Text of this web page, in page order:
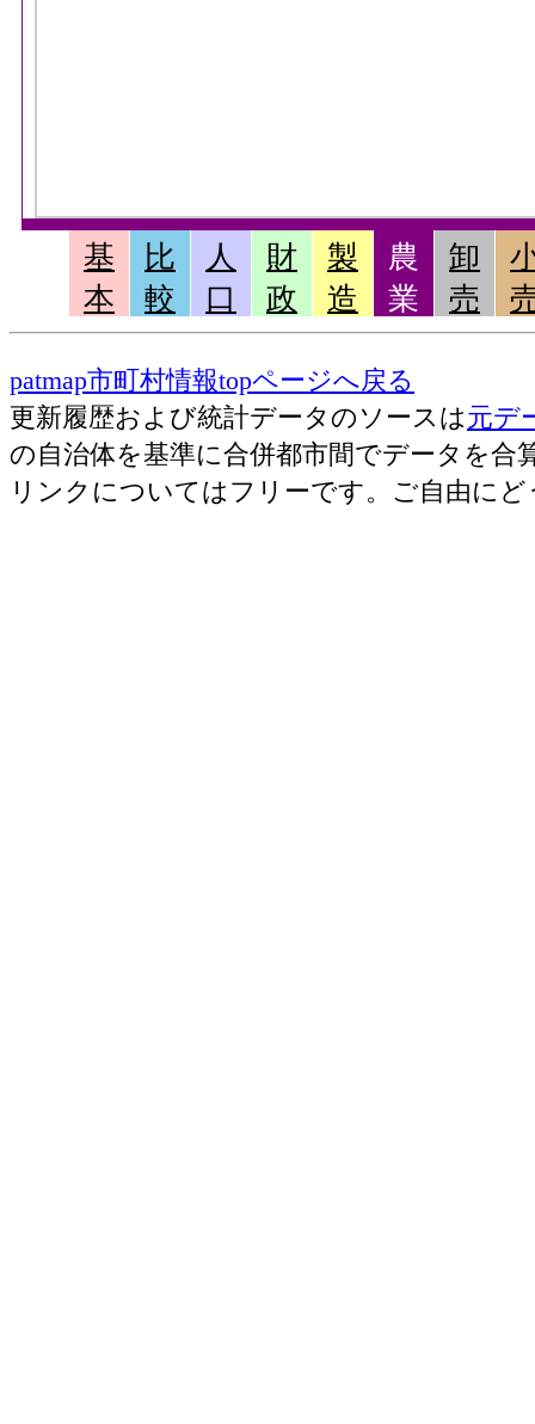
基
本
比
較
人
口
財
政
製
造
農
業
卸
売
patmap市町村情報topページへ戻る
更新履歴および統計データのソースは元デ
の自治体を基準に合併都市間でデータを合
リンクについてはフリーです。ご自由にど